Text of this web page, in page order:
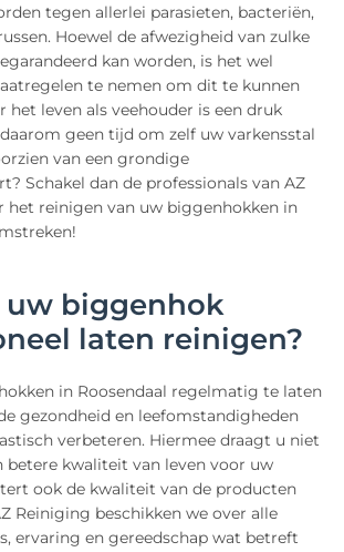
tegen allerlei parasieten, bacteriën,
Hoewel de afwezigheid van zulke
kan worden, is het wel
te nemen om dit te kunnen
het leven als veehouder is een druk
geen tijd om zelf uw varkensstal
van een grondige
Schakel dan de professionals van AZ
het reinigen van uw biggenhokken in
uw biggenhok
laten reinigen?
in Roosendaal regelmatig te laten
gezondheid en leefomstandigheden
verbeteren. Hiermee draagt u niet
betere kwaliteit van leven voor uw
ook de kwaliteit van de producten
Reiniging beschikken we over alle
ervaring en gereedschap wat betreft